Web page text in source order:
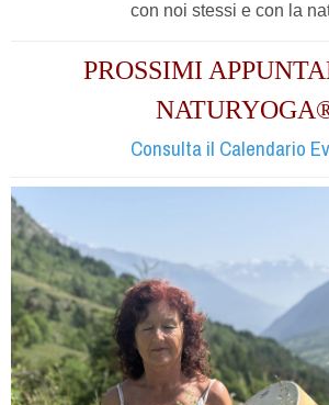
con noi stessi e con la
PROSSIMI
Consulta il Calendario